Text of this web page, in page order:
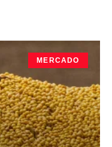
MERCADO